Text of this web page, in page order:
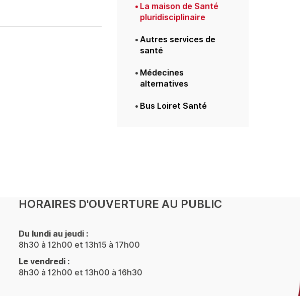
La maison de Santé
pluridisciplinaire
Autres services de
santé
Médecines
alternatives
Bus Loiret Santé
HORAIRES D'OUVERTURE AU PUBLIC
Du lundi au jeudi :
8h30 à 12h00 et 13h15 à 17h00
Le vendredi :
8h30 à 12h00 et 13h00 à 16h30